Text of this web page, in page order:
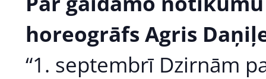
horeogrāfs Agris
“1. septembrī Dzirnām